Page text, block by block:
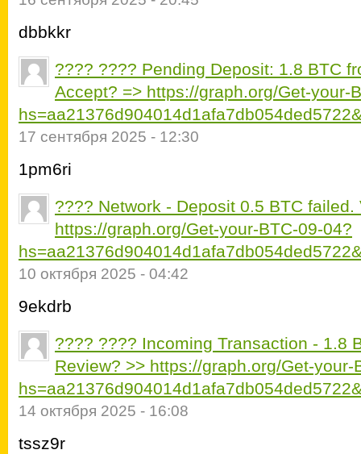
dbbkkr
???? ???? Pending Deposit: 1.8 BTC
Accept? => https://graph.org/Get-your-
17 сентября 2025 - 12:30
1pm6ri
???? Network - Deposit 0.5 BTC failed.
https://graph.org/Get-your-BTC-09-04?
10 октября 2025 - 04:42
9ekdrb
???? ???? Incoming Transaction - 1.8
Review? >> https://graph.org/Get-your-
14 октября 2025 - 16:08
tssz9r